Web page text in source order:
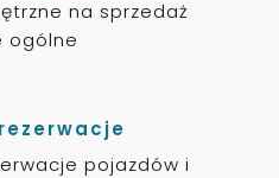
na sprzedaż
ogólne
pojazdów i